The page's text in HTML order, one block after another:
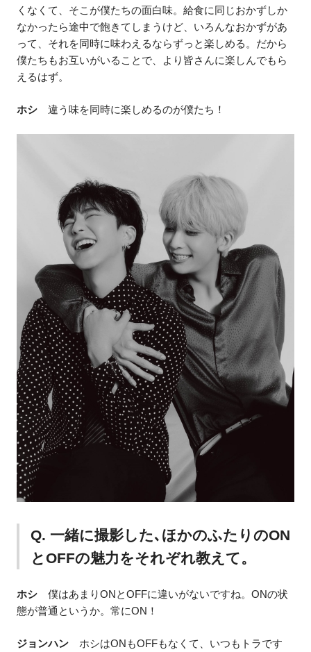
くなくて、そこが僕たちの面白味。給食に同じおかずしか
なかったら途中で飽きてしまうけど、いろんなおかずがあ
って、それを同時に味わえるならずっと楽しめる。だから
僕たちもお互いがいることで、より皆さんに楽しんでもら
えるはず。
ホシ 違う味を同時に楽しめるのが僕たち！
Q. 一緒に撮影した､ほかのふたりのON
とOFFの魅力をそれぞれ教えて。
ホシ 僕はあまりONとOFFに違いがないですね。ONの状
態が普通というか。常にON！
ジョンハン ホシはONもOFFもなくて、いつもトラです